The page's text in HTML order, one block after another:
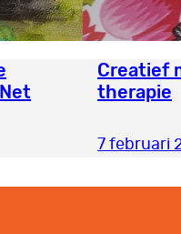
Creatief
therapie
7 februari